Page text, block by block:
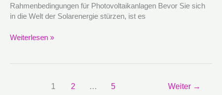
Rahmenbedingungen für Photovoltaikanlagen Bevor Sie sich
in die Welt der Solarenergie stürzen, ist es
Weiterlesen »
1 2 … 5 Weiter →